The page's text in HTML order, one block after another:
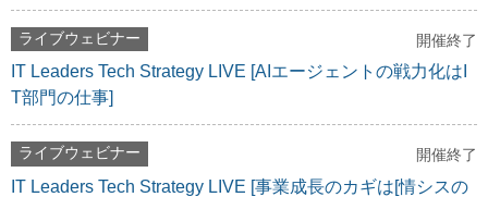
ライブウェビナー 開催終了
IT Leaders Tech Strategy LIVE [AIエージェントの戦力化はI
T部門の仕事]
ライブウェビナー 開催終了
IT Leaders Tech Strategy LIVE [事業成長のカギは[情シスの